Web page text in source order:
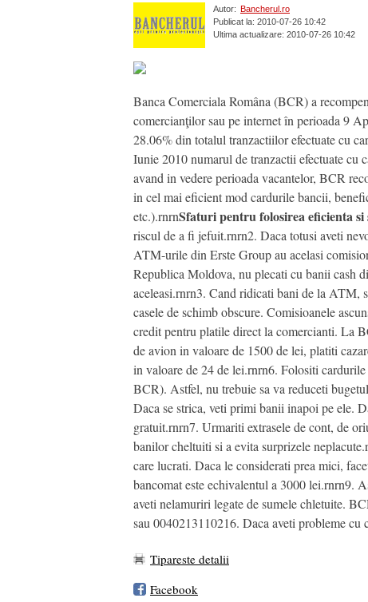
Autor:
Bancherul.ro
Publicat la: 2010-07-26 10:42
Ultima actualizare: 2010-07-26 10:42
Banca Comerciala Româna (BCR) a
comercianţilor sau pe internet în perioada 9
28.06% din totalul tranzactiilor efectuate cu
Iunie 2010 numarul de tranzactii efectuate
avand in vedere perioada vacantelor, BCR
in cel mai eficient mod cardurile bancii,
etc.).rnrnSfaturi pentru folosirea eficienta
riscul de a fi jefuit.rnrn2. Daca totusi aveti
ATM-urile din Erste Group au acelasi
Republica Moldova, nu plecati cu banii cash
aceleasi.rnrn3. Cand ridicati bani de la ATM,
casele de schimb obscure. Comisioanele
credit pentru platile direct la comercianti. La
de avion in valoare de 1500 de lei, platiti
in valoare de 24 de lei.rnrn6. Folositi
BCR). Astfel, nu trebuie sa va reduceti
Daca se strica, veti primi banii inapoi pe ele.
gratuit.rnrn7. Urmariti extrasele de cont, de
banilor cheltuiti si a evita surprizele
care lucrati. Daca le considerati prea mici,
bancomat este echivalentul a 3000 lei.rnrn9.
aveti nelamuriri legate de sumele chletuite.
sau 0040213110216. Daca aveti probleme
Tipareste detalii
Facebook